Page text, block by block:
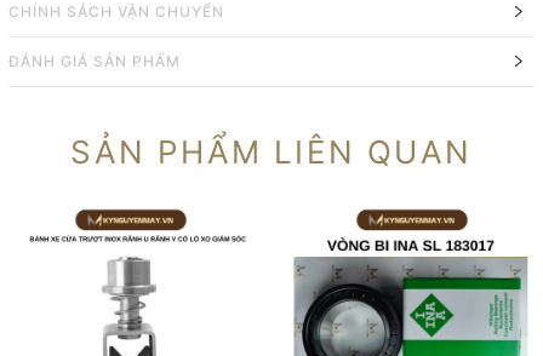
CHÍNH SÁCH VẬN CHUYỂN
ĐÁNH GIÁ SẢN PHẨM
SẢN PHẨM LIÊN QUAN